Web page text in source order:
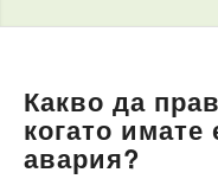
Какво да
когато имате
авария?